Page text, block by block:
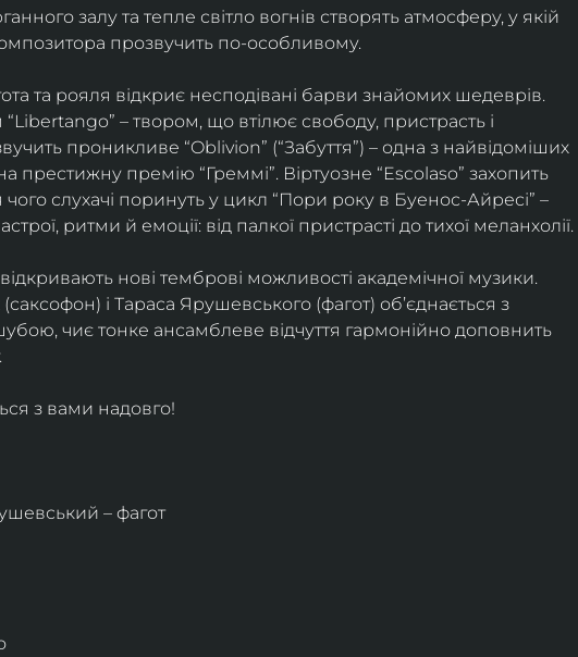
залу та тепле світло вогнів створять атмосферу, у якій
прозвучить по-особливому.
та рояля відкриє несподівані барви знайомих шедеврів.
– твором, що втілює свободу, пристрасть і
проникливе “Oblivion” (“Забуття”) – одна з найвідоміших
премію “Греммі”. Віртуозне “Escolaso” захопить
чого слухачі поринуть у цикл “Пори року в Буенос-Айресі” –
ритми й емоції: від палкої пристрасті до тихої меланхолії.
нові темброві можливості академічної музики.
і Тараса Ярушевського (фагот) об’єднається з
чиє тонке ансамблеве відчуття гармонійно доповнить
з вами надовго!
– фагот